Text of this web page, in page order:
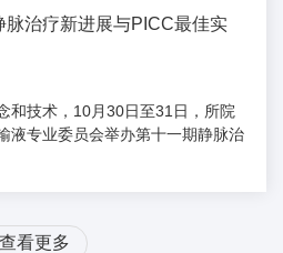
脉治疗新进展与PICC最佳实
和技术，10月30日至31日，所院
液专业委员会举办第十一期静脉治
查看更多